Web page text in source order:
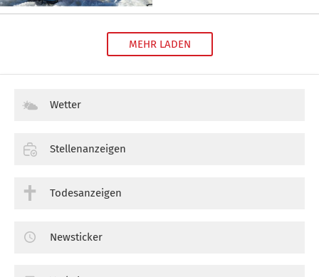
MEHR LADEN
Wetter
Stellenanzeigen
Todesanzeigen
Newsticker